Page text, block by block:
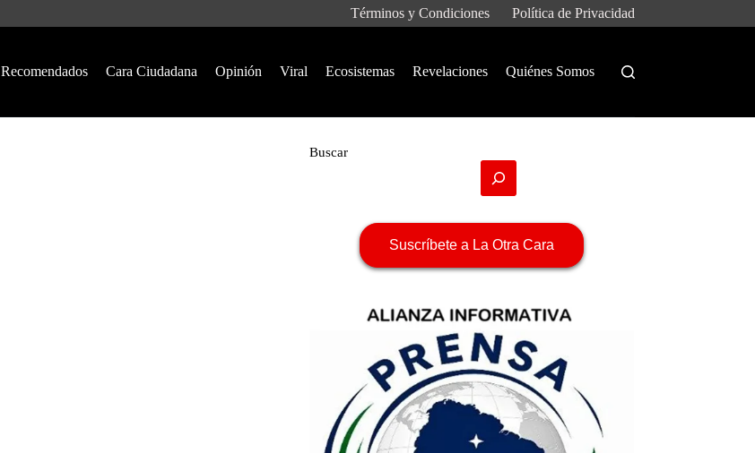
Términos y Condiciones Política de Privacidad
Recomendados Cara Ciudadana Opinión Viral Ecosistemas Revelaciones Quiénes Somos
Buscar
Suscríbete a La Otra Cara